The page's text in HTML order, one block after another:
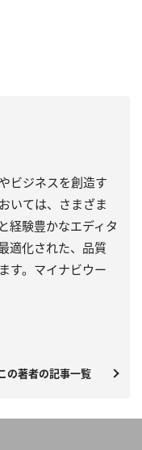
ビジネスを創造す
いては、さまざま
経験豊かなエディタ
適化された、品質
す。マイナビウー
の著者の記事一覧